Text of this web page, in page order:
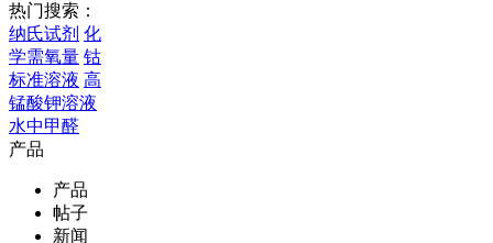
热门搜索：
纳氏试剂 化
学需氧量 钴
标准溶液 高
锰酸钾溶液
水中甲醛
产品
产品
帖子
新闻